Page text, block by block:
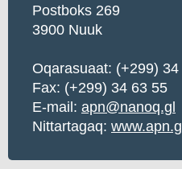
Postboks 269
3900 Nuuk
Oqarasuaat: (+299)
Fax: (+299) 34 63 55
E-mail: apn@nanoq.gl
Nittartagaq: